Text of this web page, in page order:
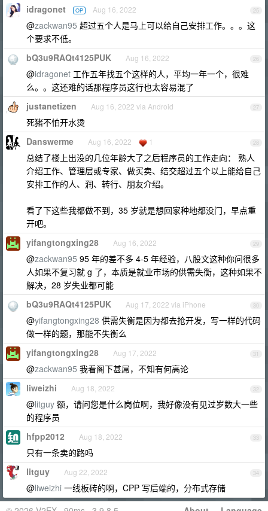
25
idragonet OP Aug 16, 2022
@zackwan95 超过五个人是马上可以给自己安排工作。。。这
个要求不低。
26
bQ3u9RAQt4125PUK Aug 16, 2022
@idragonet 工作五年找五个这样的人，平均一年一个，很难
么。。这还难的话那程序员这行也太容易混了
27
justanetizen Aug 16, 2022 via Android
死猪不怕开水烫
28
Danswerme Aug 16, 2022 1
总结了楼上出没的几位年龄大了之后程序员的工作走向： 熟人
介绍工作、管理层或专家、做买卖、结交超过五个以上能给自己
安排工作的人、润、转行、朋友介绍。
看了下这些我都做不到，35 岁就是想回家种地都没门，早点重
开吧。
29
yifangtongxing28 Aug 16, 2022
@zackwan95 95 年的差不多 4-5 年经验，八股文这种你问很多
人如果不复习就 g 了，本质是就业市场的供需失衡，这种如果不
解决，28 岁失业都可能
30
bQ3u9RAQt4125PUK Aug 17, 2022 via iPhone
@yifangtongxing28 供需失衡是因为都去抢开发，写一样的代码
做一样的题，那能不失衡么
31
yifangtongxing28 Aug 17, 2022
@zackwan95 我看阁下甚屌，不知有何高论
32
liweizhi Aug 18, 2022
@litguy 额，请问您是什么岗位啊，我好像没有见过岁数大一些
的程序员
33
hfpp2012 Aug 18, 2022
只有一条卖的路吗
34
litguy Aug 22, 2022
@liweizhi 一线板砖的啊，CPP 写后端的，分布式存储